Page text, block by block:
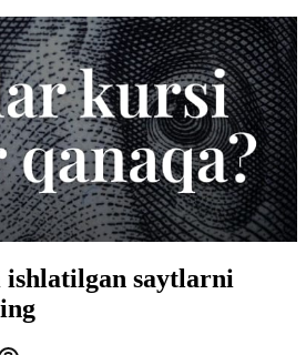
ishlatilgan saytlarni